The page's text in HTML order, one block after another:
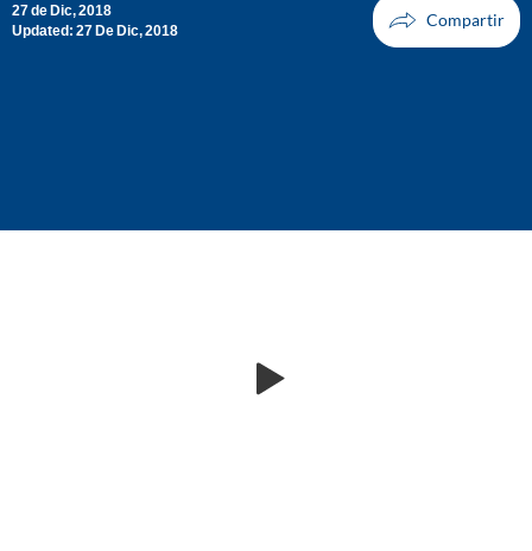
27 de Dic, 2018
Updated: 27 De Dic, 2018